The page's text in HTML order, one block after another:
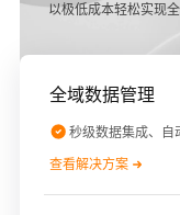
以极低成本轻松实现
全域数据管理
秒级数据集成、自
查看解决方案